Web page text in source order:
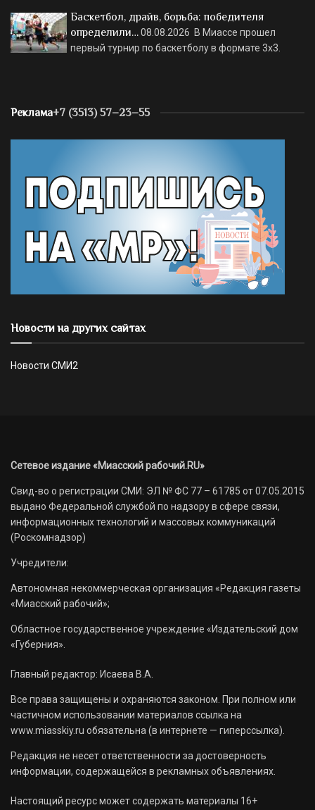
Баскетбол, драйв, борьба: победителя
определили…08.08.2026 В Миассе прошел
первый турнир по баскетболу в формате 3х3.
Реклама+7 (3513) 57–23–55
Новости на других сайтах
Новости СМИ2
Сетевое издание «Миасский рабочий.RU»
Свид-во о регистрации СМИ: ЭЛ № ФС 77 – 61785 от 07.05.2015
выдано Федеральной службой по надзору в сфере связи,
информационных технологий и массовых коммуникаций
(Роскомнадзор)
Учредители:
Автономная некоммерческая организация «Редакция газеты
«Миасский рабочий»;
Областное государственное учреждение «Издательский дом
«Губерния».
Главный редактор: Исаева В.А.
Все права защищены и охраняются законом. При полном или
частичном использовании материалов ссылка на
www.miasskiy.ru обязательна (в интернете — гиперссылка).
Редакция не несет ответственности за достоверность
информации, содержащейся в рекламных объявлениях.
Настоящий ресурс может содержать материалы 16+